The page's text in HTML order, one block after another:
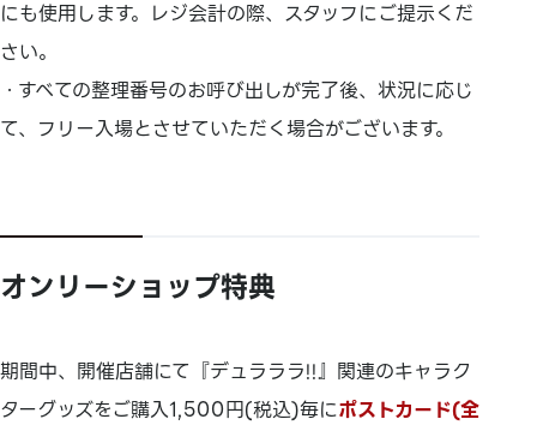
にも使用します。レジ会計の際、スタッフにご提示くだ
さい。
・すべての整理番号のお呼び出しが完了後、状況に応じ
て、フリー入場とさせていただく場合がございます。
オンリーショップ特典
期間中、開催店舗にて『デュラララ!!』関連のキャラク
ターグッズをご購入1,500円(税込)毎にポストカード(全